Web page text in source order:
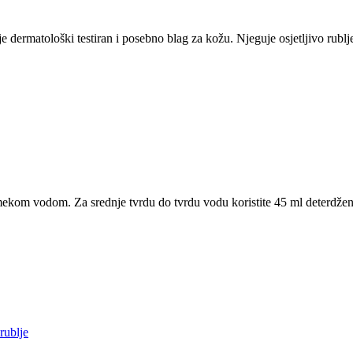
testiran i posebno blag za kožu. Njeguje osjetljivo
vodom. Za srednje tvrdu do tvrdu vodu koristite 45 ml